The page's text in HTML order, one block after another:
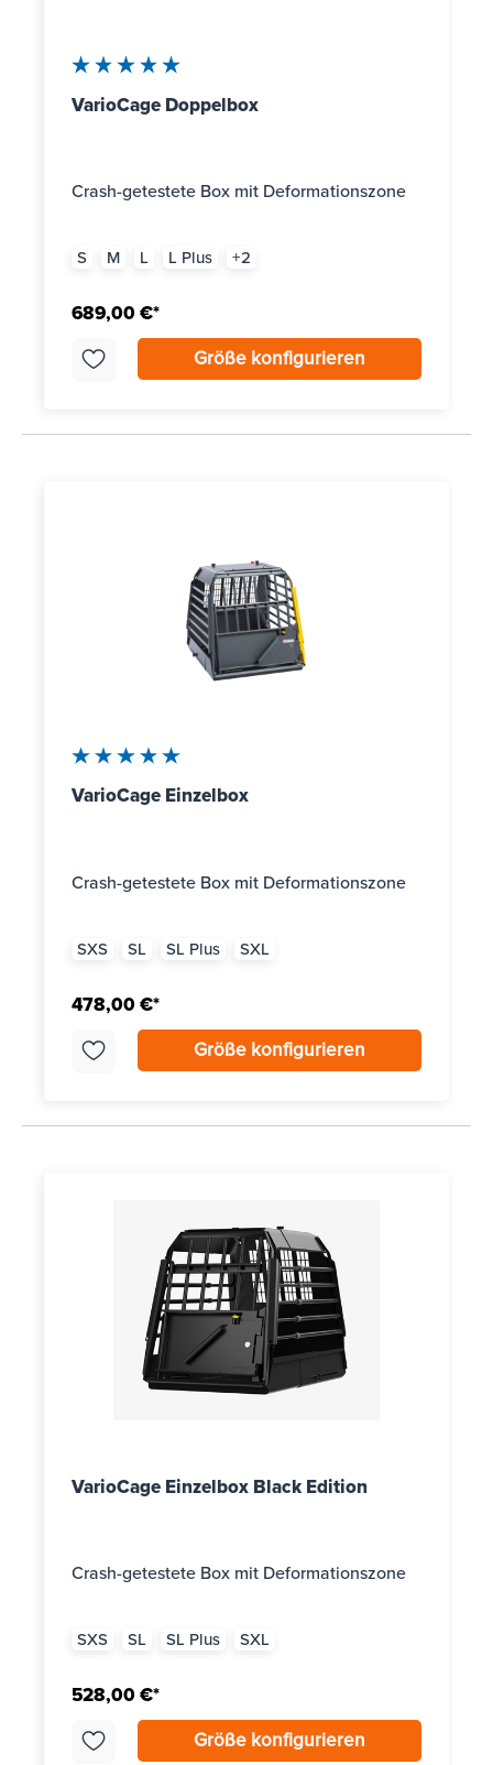
Durchschnittliche Bewertung von 5 von 5 Sternen
VarioCage Doppelbox
Crash-getestete Box mit Deformationszone
S M L L Plus +2
689,00 €*
Größe konfigurieren
Durchschnittliche Bewertung von 5 von 5 Sternen
VarioCage Einzelbox
Crash-getestete Box mit Deformationszone
SXS SL SL Plus SXL
478,00 €*
Größe konfigurieren
VarioCage Einzelbox Black Edition
Crash-getestete Box mit Deformationszone
SXS SL SL Plus SXL
528,00 €*
Größe konfigurieren